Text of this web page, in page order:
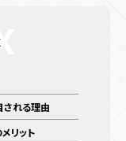
される理由
リット